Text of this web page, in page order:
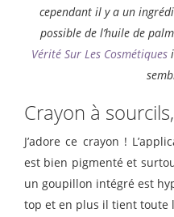
cependant il y a un
possible de l’huile de
Vérité Sur Les Cosmétiques
Crayon à
J’adore ce crayon !
est bien pigmenté et
un goupillon intégré est
top et en plus il tient toute